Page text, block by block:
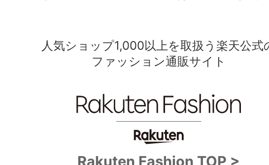
人気ショップ1,000以上を取扱う楽天公式
ファッション通販サイト
Rakuten Fashion TOP >